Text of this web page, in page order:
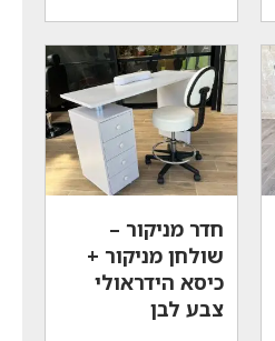
הוא:
₪1,049.
חדר מניקור –
שולחן מניקור +
כיסא הידראולי
צבע לבן